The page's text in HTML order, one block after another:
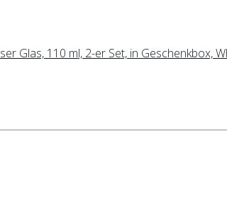
Glas, 110 ml, 2-er Set, in Geschenkbox,